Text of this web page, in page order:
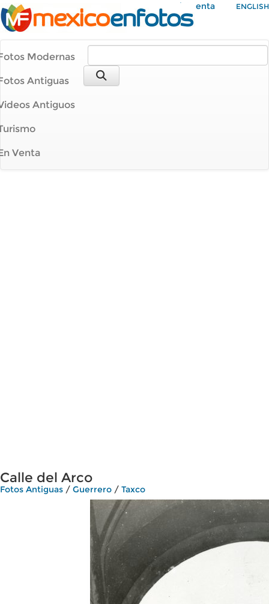
Mi Cuenta ENGLISH
Modernas
Antiguas
Antiguos
Venta
Calle del Arco
Fotos Antiguas / Guerrero / Taxco